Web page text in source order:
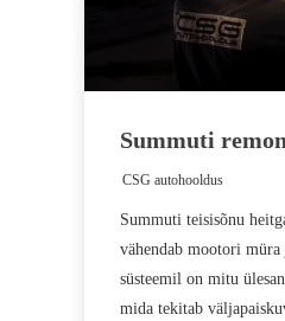
Summuti
CSG autohooldus
Summuti teisisõnu
vähendab mootori müra
süsteemil on mitu
mida tekitab